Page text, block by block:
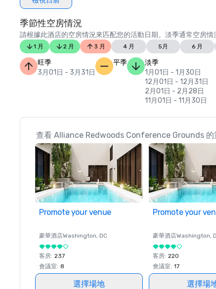
季節性空房情況
請根據此酒店的空房情況來匹配您的活動日期。淡季通常空房情
1 月 2 月 3 月 4 月 5月 6 月
旺季
3月01日 - 3月31日
平季
淡季
1月01日 - 1月30日
12月01日 - 12月31日
2月01日 - 2月28日
11月01日 - 11月30日
查看 Alliance Redwoods Conference Grounds 的
Promote your venue
豪華酒店Washington, DC
客房: 237
會議室: 8
選擇場地
Promote your
豪華酒店Washington,
客房: 220
會議室: 17
選擇場